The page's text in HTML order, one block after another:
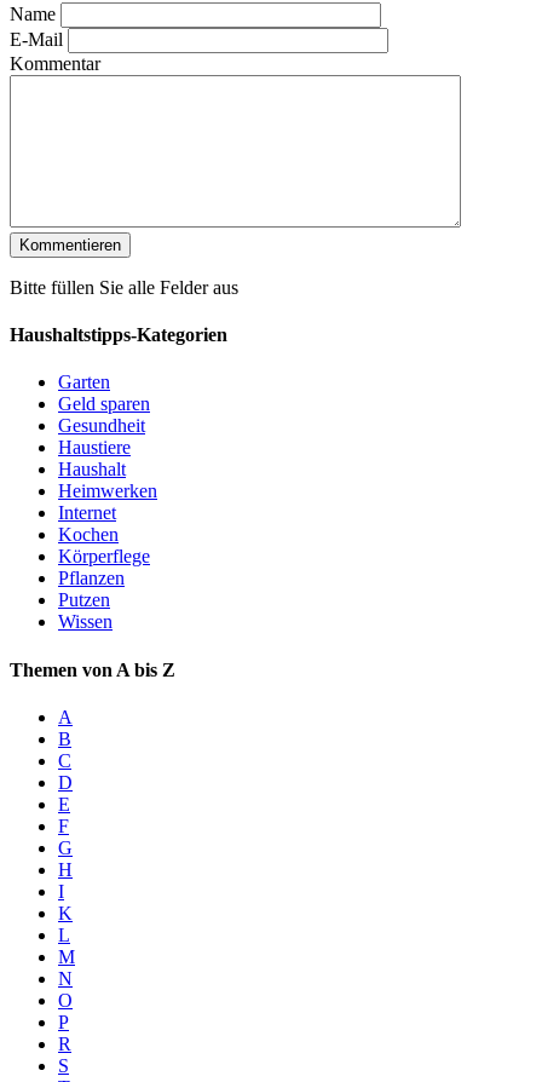
Name
E-Mail
Kommentar
Bitte füllen Sie alle Felder aus
Haushaltstipps-Kategorien
Garten
Geld sparen
Gesundheit
Haustiere
Haushalt
Heimwerken
Internet
Kochen
Körperflege
Pflanzen
Putzen
Wissen
Themen von A bis Z
A
B
C
D
E
F
G
H
I
K
L
M
N
O
P
R
S